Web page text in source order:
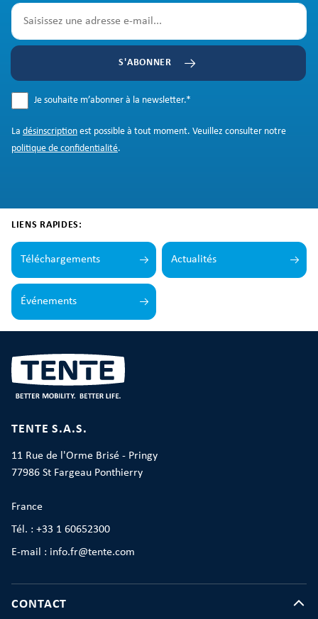
S'ABONNER
Je souhaite m’abonner à la newsletter.*
La désinscription est possible à tout moment. Veuillez consulter notre
politique de confidentialité.
LIENS RAPIDES:
Téléchargements Actualités
Événements
TENTE S.A.S.
11 Rue de l'Orme Brisé - Pringy
77986 St Fargeau Ponthierry
France
Tél. : +33 1 60652300
E-mail : info.fr@tente.com
CONTACT